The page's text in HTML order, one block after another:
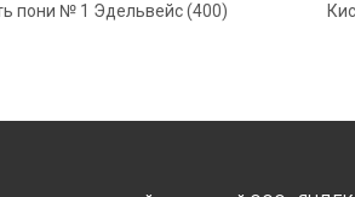
пони № 1 Эдельвейс (400)